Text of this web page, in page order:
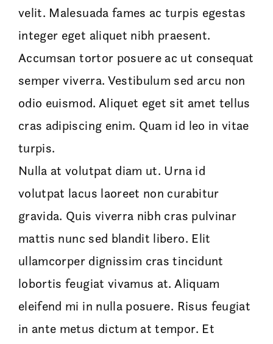
velit. Malesuada fames ac turpis egestas
integer eget aliquet nibh praesent.
Accumsan tortor posuere ac ut consequat
semper viverra. Vestibulum sed arcu non
odio euismod. Aliquet eget sit amet tellus
cras adipiscing enim. Quam id leo in vitae
turpis.
Nulla at volutpat diam ut. Urna id
volutpat lacus laoreet non curabitur
gravida. Quis viverra nibh cras pulvinar
mattis nunc sed blandit libero. Elit
ullamcorper dignissim cras tincidunt
lobortis feugiat vivamus at. Aliquam
eleifend mi in nulla posuere. Risus feugiat
in ante metus dictum at tempor. Et